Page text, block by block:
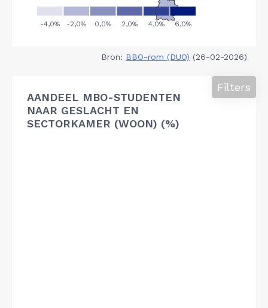
Bron: BBO-rom (DUO) (26-02-2026)
AANDEEL MBO-STUDENTEN
NAAR GESLACHT EN
SECTORKAMER (WOON) (%)
Filters